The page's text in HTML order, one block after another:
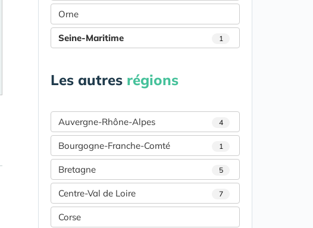
Orne
Seine-Maritime 1
Les autres régions
Auvergne-Rhône-Alpes 4
Bourgogne-Franche-Comté 1
Bretagne 5
Centre-Val de Loire 7
Corse